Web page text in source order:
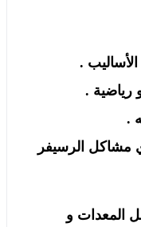
.
رياضية .
.
مشاكل الرسيفر
المعدات و